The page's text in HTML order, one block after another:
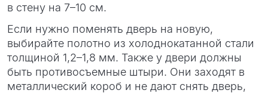
в стену на 7–10 см.
Если нужно поменять дверь на новую,
выбирайте полотно из холоднокатанной стали
толщиной 1,2–1,8 мм. Также у двери должны
быть противосъемные штыри. Они заходят в
металлический короб и не дают снять дверь,